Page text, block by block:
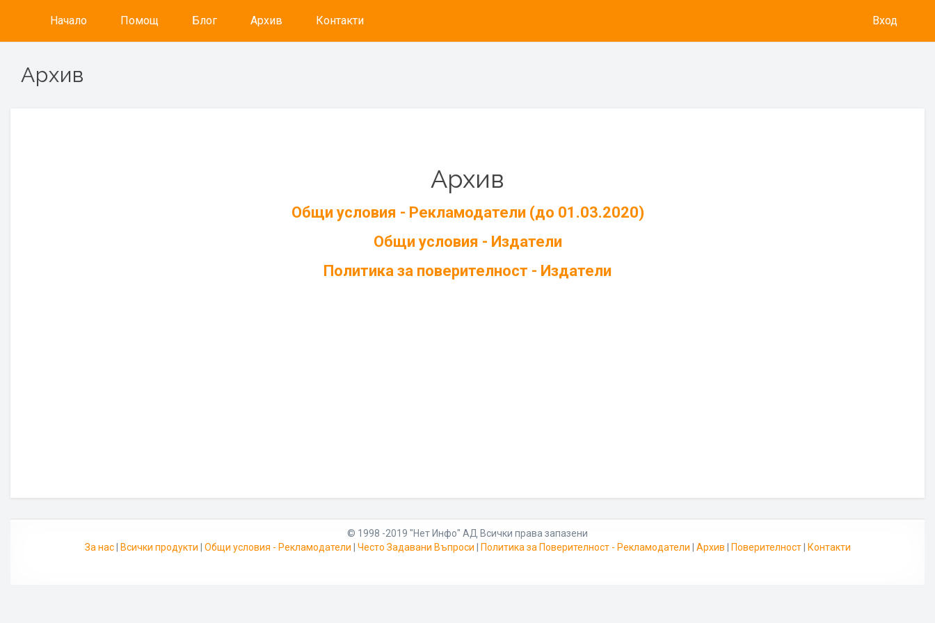
Начало Помощ Блог Архив Контакти Вход
Архив
Архив
Общи условия - Рекламодатели (до 01.03.2020)
Общи условия - Издатели
Политика за поверителност - Издатели
© 1998 -2019 "Нет Инфо" АД Всички права запазени
За нас| Всички продукти Общи условия - Рекламодатели Често Задавани Въпроси Политика за Поверителност - Рекламодатели Архив Поверителност| Контакти